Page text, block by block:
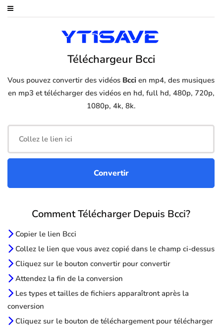
Téléchargeur Bcci
Vous pouvez convertir des vidéos Bcci en mp4, des musiques
en mp3 et télécharger des vidéos en hd, full hd, 480p, 720p,
1080p, 4k, 8k.
Comment Télécharger Depuis Bcci?
Copier le lien Bcci
Collez le lien que vous avez copié dans le champ ci-dessus
Cliquez sur le bouton convertir pour convertir
Attendez la fin de la conversion
Les types et tailles de fichiers apparaîtront après la
conversion
Cliquez sur le bouton de téléchargement pour télécharger